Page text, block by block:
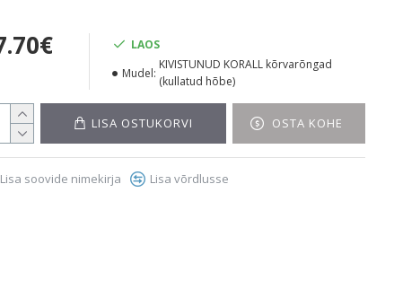
LAOS
Mudel:
KIVISTUNUD KORALL kõrvarõngad
(kullatud hõbe)
LISA OSTUKORVI OSTA KOHE
Lisa soovide nimekirja Lisa võrdlusse